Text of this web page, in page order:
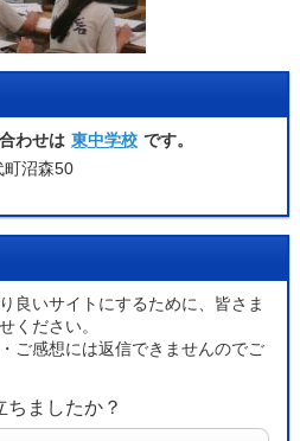
わせは 東中学校 です。
沼森50
良いサイトにするために、皆さま
ください。
ご感想には返信できませんのでご
ましたか？